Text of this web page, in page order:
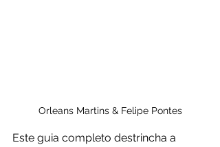
Orleans Martins & Felipe Pontes
Este guia completo destrincha a